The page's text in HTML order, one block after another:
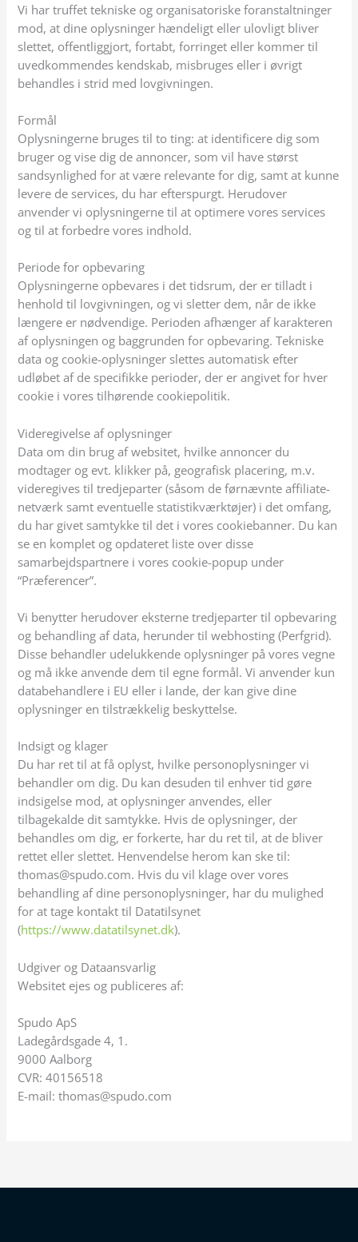
Vi har truffet tekniske og organisatoriske foranstaltninger
mod, at dine oplysninger hændeligt eller ulovligt bliver
slettet, offentliggjort, fortabt, forringet eller kommer til
uvedkommendes kendskab, misbruges eller i øvrigt
behandles i strid med lovgivningen.
Formål
Oplysningerne bruges til to ting: at identificere dig som
bruger og vise dig de annoncer, som vil have størst
sandsynlighed for at være relevante for dig, samt at kunne
levere de services, du har efterspurgt. Herudover
anvender vi oplysningerne til at optimere vores services
og til at forbedre vores indhold.
Periode for opbevaring
Oplysningerne opbevares i det tidsrum, der er tilladt i
henhold til lovgivningen, og vi sletter dem, når de ikke
længere er nødvendige. Perioden afhænger af karakteren
af oplysningen og baggrunden for opbevaring. Tekniske
data og cookie-oplysninger slettes automatisk efter
udløbet af de specifikke perioder, der er angivet for hver
cookie i vores tilhørende cookiepolitik.
Videregivelse af oplysninger
Data om din brug af websitet, hvilke annoncer du
modtager og evt. klikker på, geografisk placering, m.v.
videregives til tredjeparter (såsom de førnævnte affiliate-
netværk samt eventuelle statistikværktøjer) i det omfang,
du har givet samtykke til det i vores cookiebanner. Du kan
se en komplet og opdateret liste over disse
samarbejdspartnere i vores cookie-popup under
“Præferencer”.
Vi benytter herudover eksterne tredjeparter til opbevaring
og behandling af data, herunder til webhosting (Perfgrid).
Disse behandler udelukkende oplysninger på vores vegne
og må ikke anvende dem til egne formål. Vi anvender kun
databehandlere i EU eller i lande, der kan give dine
oplysninger en tilstrækkelig beskyttelse.
Indsigt og klager
Du har ret til at få oplyst, hvilke personoplysninger vi
behandler om dig. Du kan desuden til enhver tid gøre
indsigelse mod, at oplysninger anvendes, eller
tilbagekalde dit samtykke. Hvis de oplysninger, der
behandles om dig, er forkerte, har du ret til, at de bliver
rettet eller slettet. Henvendelse herom kan ske til:
thomas@spudo.com. Hvis du vil klage over vores
behandling af dine personoplysninger, har du mulighed
for at tage kontakt til Datatilsynet
(https://www.datatilsynet.dk).
Udgiver og Dataansvarlig
Websitet ejes og publiceres af:
Spudo ApS
Ladegårdsgade 4, 1.
9000 Aalborg
CVR: 40156518
E-mail: thomas@spudo.com